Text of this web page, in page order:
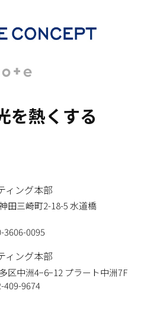
を熱くする
ィング本部
田三崎町2-18-5 水道橋
0095
ィング本部
区中洲4−6−12 プラート中洲7F
409-9674